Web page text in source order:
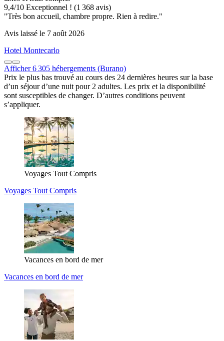
9,4/10 Exceptionnel ! (1 368 avis)
"Très bon accueil, chambre propre. Rien à redire."
Avis laissé le 7 août 2026
Hotel Montecarlo
Afficher 6 305 hébergements (Burano)
Prix le plus bas trouvé au cours des 24 dernières heures sur la base
d’un séjour d’une nuit pour 2 adultes. Les prix et la disponibilité
sont susceptibles de changer. D’autres conditions peuvent
s’appliquer.
Voyages Tout Compris
Voyages Tout Compris
Vacances en bord de mer
Vacances en bord de mer